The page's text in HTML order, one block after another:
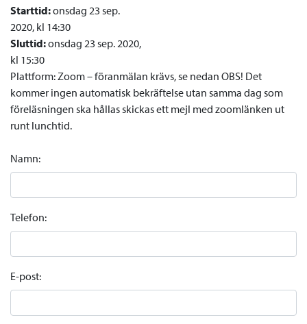
Starttid:onsdag 23 sep.
2020, kl 14:30
Sluttid:onsdag 23 sep. 2020,
kl 15:30
Plattform: Zoom – föranmälan krävs, se nedan OBS! Det
kommer ingen automatisk bekräftelse utan samma dag som
föreläsningen ska hållas skickas ett mejl med zoomlänken ut
runt lunchtid.
Namn:
Telefon:
E-post: